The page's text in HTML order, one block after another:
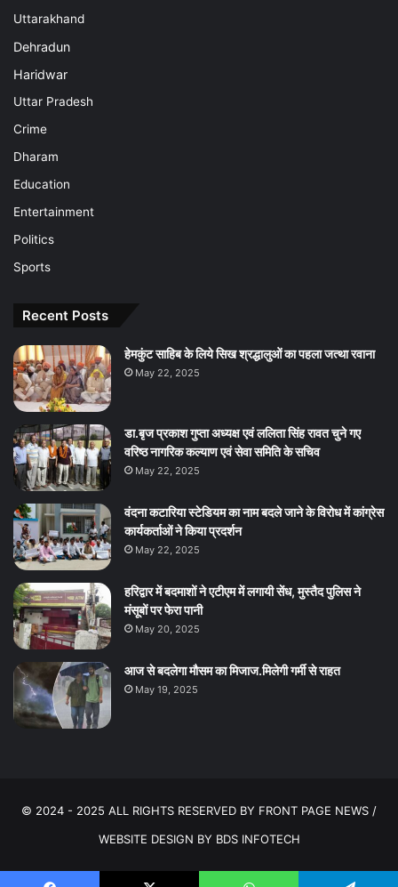
Uttarakhand
Dehradun
Haridwar
Uttar Pradesh
Crime
Dharam
Education
Entertainment
Politics
Sports
Recent Posts
हेमकुंट साहिब के लिये सिख श्रद्धालुओं का पहला जत्था रवाना
May 22, 2025
डा.बृज प्रकाश गुप्ता अध्यक्ष एवं ललिता सिंह रावत चुने गए
वरिष्ठ नागरिक कल्याण एवं सेवा समिति के सचिव
May 22, 2025
वंदना कटारिया स्टेडियम का नाम बदले जाने के विरोध में कांग्रेस
कार्यकर्ताओं ने किया प्रदर्शन
May 22, 2025
हरिद्वार में बदमाशों ने एटीएम में लगायी सेंध, मुस्तैद पुलिस ने
मंसूबों पर फेरा पानी
May 20, 2025
आज से बदलेगा मौसम का मिजाज.मिलेगी गर्मी से राहत
May 19, 2025
© 2024 - 2025 ALL RIGHTS RESERVED BY FRONT PAGE NEWS /
WEBSITE DESIGN BY BDS INFOTECH